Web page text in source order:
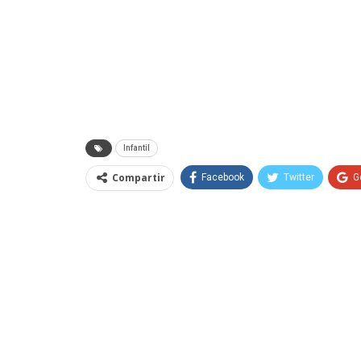
Infantil
Compartir Facebook Twitter